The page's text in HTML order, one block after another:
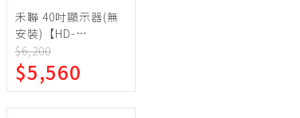
禾聯 40吋顯示器(無
安裝)【HD-
40DFSP1】
$6,200
$5,560